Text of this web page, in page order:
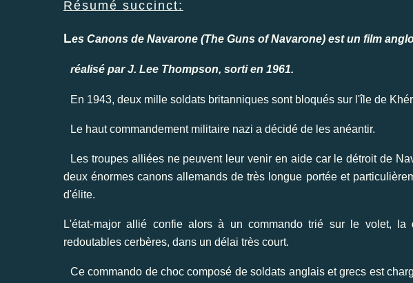
Résumé succinct:
Les Canons de Navarone (The Guns of Navarone) est un film
réalisé par J. Lee Thompson, sorti en 1961.
En 1943, deux mille soldats britanniques sont bloqués sur l'île de
Le haut commandement militaire nazi a décidé de les anéantir.
Les troupes alliées ne peuvent leur venir en aide car le détroit de
deux énormes canons allemands de très longue portée et
d'élite.
L'état-major allié confie alors à un commando trié sur le volet,
redoutables cerbères, dans un délai très court.
Cecommando de choc composé de soldats anglais et grecs est